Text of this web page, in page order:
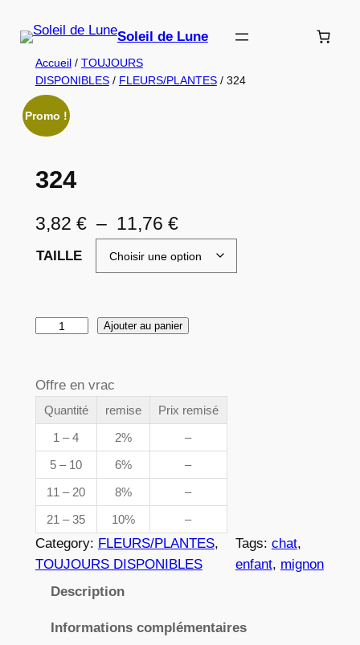
contenu
Soleil de Lune
Accueil/ TOUJOURS
DISPONIBLES/ FLEURS/PLANTES/ 324
Promo !
324
3,82 € – 11,76 €P
l
a
e
e
p
r
i
x
:
,
TAILLE
n
t
3
2
Ajouter au panier
Offre en vrac
Quantité remise
Prix remisé
1 – 4
2%
–
5 – 10
6%
–
11 – 20
8%
–
21 – 35
10% –
Category: FLEURS/PLANTES
TOUJOURS DISPONIBLES
Tags: chat
enfant, mignon
Description
Informations complémentaires